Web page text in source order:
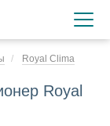
Royal Clima
Royal